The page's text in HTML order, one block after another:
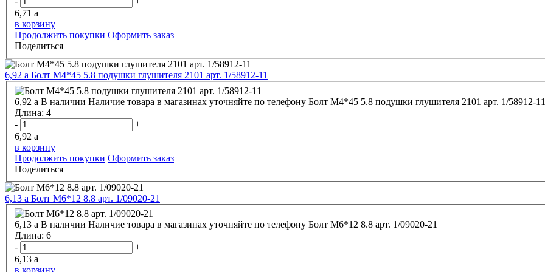
6,71 a
в корзину
Продолжить покупки Оформить заказ
Поделиться
6,92 a Болт М4*45 5.8 подушки глушителя 2101 арт. 1/58912-11
6,92 a В наличии Наличие товара в магазинах уточняйте по телефону
Болт М4*45 5.8 подушки глушителя 2101 арт. 1/58912-11
Длина: 4
-
+
6,92 a
в корзину
Продолжить покупки Оформить заказ
Поделиться
6,13 a Болт М6*12 8.8 арт. 1/09020-21
6,13 a В наличии Наличие товара в магазинах уточняйте по телефону
Болт М6*12 8.8 арт. 1/09020-21
Длина: 6
-
+
6,13 a